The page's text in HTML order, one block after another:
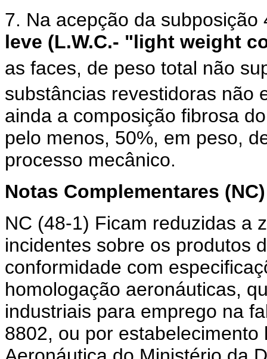
7. Na acepção da
leve (L.W.C.- "light weight
as faces, de peso total não
substâncias revestidoras não
ainda a composição fibrosa
pelo menos, 50%, em peso,
processo mecânico.
Notas Complementares
NC (48-1) Ficam reduzidas a
incidentes sobre os produtos
conformidade com
homologação aeronáuticas,
industriais para emprego na
8802, ou por